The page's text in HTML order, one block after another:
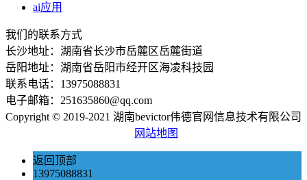
ai应用
我们的联系方式
长沙地址：湖南省长沙市岳麓区岳麓街道
岳阳地址：湖南省岳阳市经开区海凌科技园
联系电话：13975088831
电子邮箱：251635860@qq.com
Copyright © 2019-2021 湖南bevictor伟德官网信息技术有限公司
网站地图
返回顶部
13975088831